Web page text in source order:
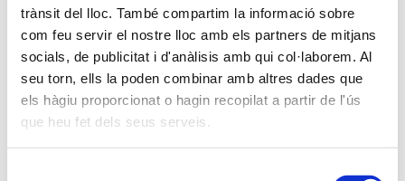
trànsit del lloc. També compartim la informació sobre
com feu servir el nostre lloc amb els partners de mitjans
socials, de publicitat i d'anàlisis amb qui col·laborem. Al
seu torn, ells la poden combinar amb altres dades que
els hàgiu proporcionat o hagin recopilat a partir de l'ús
que heu fet dels seus serveis.
Eres asociado/a?
Si ya eres asociado/a, tus datos de contacto se
cargarán directamente en el proceso de
inscripción desde su ficha. Además, te
beneficiarás de unas tarifas especiales.